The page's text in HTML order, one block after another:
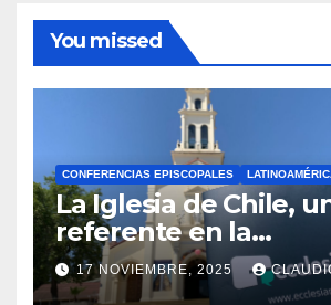
You missed
CONFERENCIAS EPISCOPALES
La Iglesia de Chile,
referente en la
transformación
gracias a Ecclesiared
17 NOVIEMBRE, 2025